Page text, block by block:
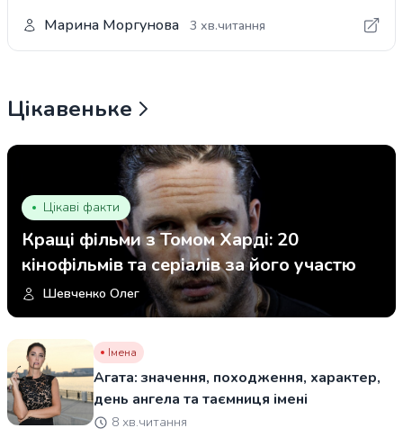
Марина Моргунова
3 хв.читання
Цікавеньке
Цікаві факти
Кращі фільми з Томом Харді: 20
кінофільмів та серіалів за його участю
Шевченко Олег
Імена
Агата: значення, походження, характер,
день ангела та таємниця імені
8 хв.читання